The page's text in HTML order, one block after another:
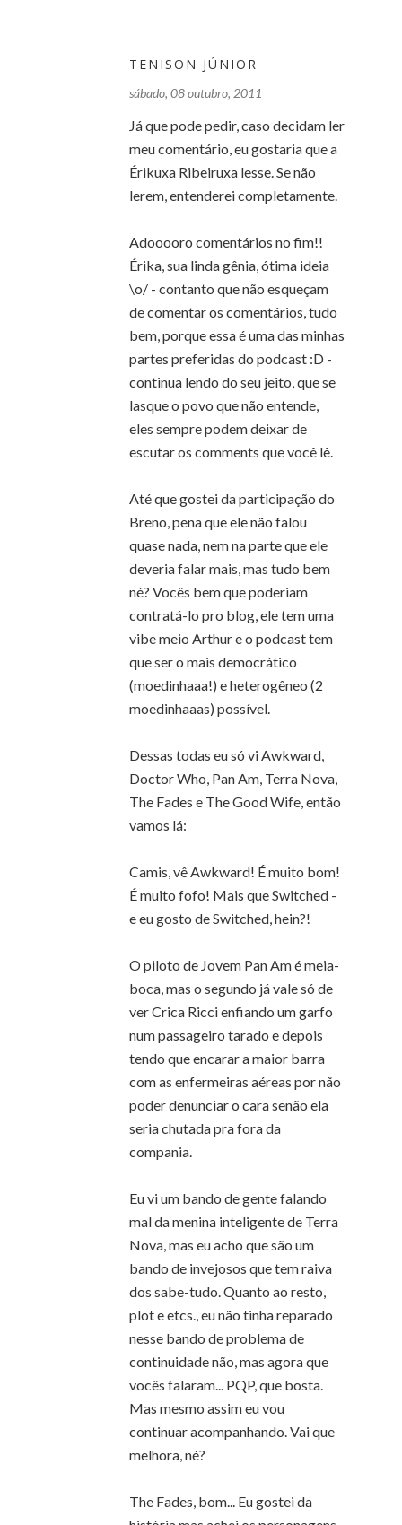
TENISON JÚNIOR
sábado, 08 outubro, 2011
Já que pode pedir, caso decidam ler
meu comentário, eu gostaria que a
Érikuxa Ribeiruxa lesse. Se não
lerem, entenderei completamente.
Adooooro comentários no fim!!
Érika, sua linda gênia, ótima ideia
\o/ - contanto que não esqueçam
de comentar os comentários, tudo
bem, porque essa é uma das minhas
partes preferidas do podcast :D -
continua lendo do seu jeito, que se
lasque o povo que não entende,
eles sempre podem deixar de
escutar os comments que você lê.
Até que gostei da participação do
Breno, pena que ele não falou
quase nada, nem na parte que ele
deveria falar mais, mas tudo bem
né? Vocês bem que poderiam
contratá-lo pro blog, ele tem uma
vibe meio Arthur e o podcast tem
que ser o mais democrático
(moedinhaaa!) e heterogêneo (2
moedinhaaas) possível.
Dessas todas eu só vi Awkward,
Doctor Who, Pan Am, Terra Nova,
The Fades e The Good Wife, então
vamos lá:
Camis, vê Awkward! É muito bom!
É muito fofo! Mais que Switched -
e eu gosto de Switched, hein?!
O piloto de Jovem Pan Am é meia-
boca, mas o segundo já vale só de
ver Crica Ricci enfiando um garfo
num passageiro tarado e depois
tendo que encarar a maior barra
com as enfermeiras aéreas por não
poder denunciar o cara senão ela
seria chutada pra fora da
compania.
Eu vi um bando de gente falando
mal da menina inteligente de Terra
Nova, mas eu acho que são um
bando de invejosos que tem raiva
dos sabe-tudo. Quanto ao resto,
plot e etcs., eu não tinha reparado
nesse bando de problema de
continuidade não, mas agora que
vocês falaram... PQP, que bosta.
Mas mesmo assim eu vou
continuar acompanhando. Vai que
melhora, né?
The Fades, bom... Eu gostei da